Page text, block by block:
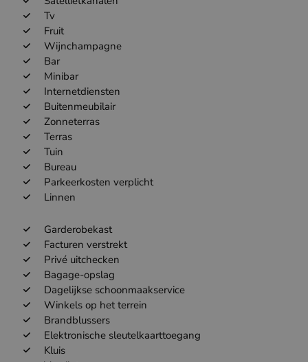
Tv
Fruit
Wijnchampagne
Bar
Minibar
Internetdiensten
Buitenmeubilair
Zonneterras
Terras
Tuin
Bureau
Parkeerkosten verplicht
Linnen
Garderobekast
Facturen verstrekt
Privé uitchecken
Bagage-opslag
Dagelijkse schoonmaakservice
Winkels op het terrein
Brandblussers
Elektronische sleutelkaarttoegang
Kluis